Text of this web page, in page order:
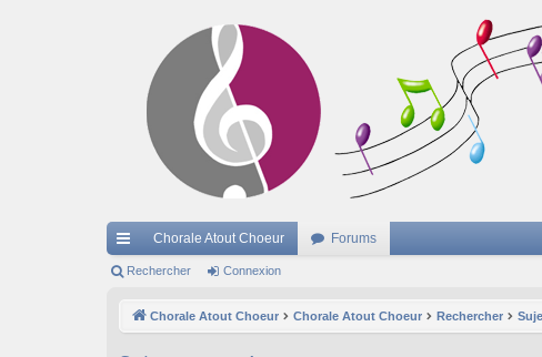
cc
Chorale Atout Choeur Forums
Rechercher Connexion
Chorale Atout Choeur Chorale Atout Choeur Rechercher